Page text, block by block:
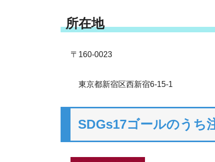
所在地
〒160-0023
東京都新宿区西新宿6-15-1
SDGs17ゴールのうち